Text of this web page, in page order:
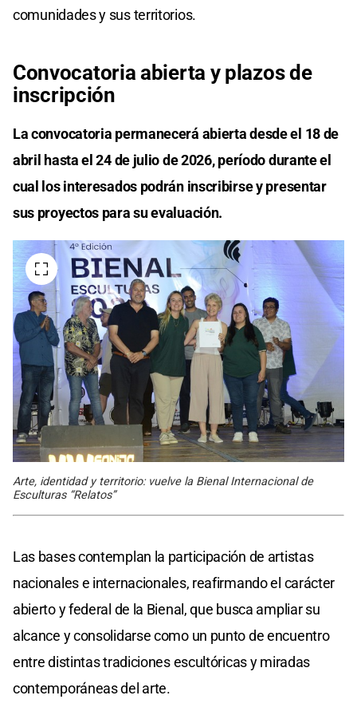
comunidades y sus territorios.
Convocatoria abierta y plazos de
inscripción
La convocatoria permanecerá abierta desde el 18 de
abril hasta el 24 de julio de 2026, período durante el
cual los interesados podrán inscribirse y presentar
sus proyectos para su evaluación.
Arte, identidad y territorio: vuelve la Bienal Internacional de
Esculturas “Relatos”
Las bases contemplan la participación de artistas
nacionales e internacionales, reafirmando el carácter
abierto y federal de la Bienal, que busca ampliar su
alcance y consolidarse como un punto de encuentro
entre distintas tradiciones escultóricas y miradas
contemporáneas del arte.